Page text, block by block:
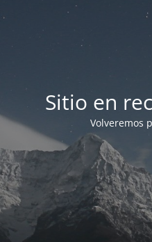
Sitio en
Volveremos